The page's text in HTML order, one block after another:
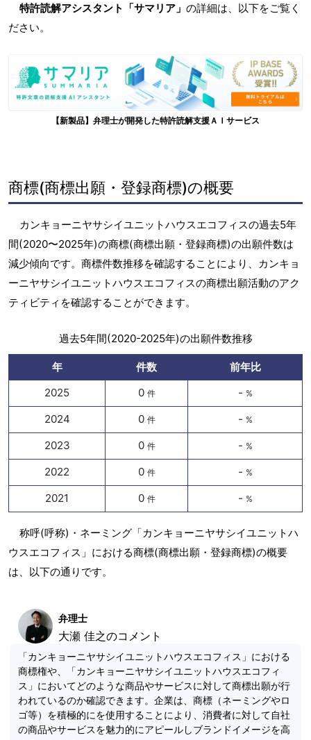
特許読解アシスタント「サマリア」 の詳細は、以下をご覧く
ださい。
【新製品】弁理士が開発した特許読解支援ＡＩサービス
商標(商標出願・登録商標)の概要
カンキョーニヤサシイユニットハウスエコフィスの過去5年
間(2020〜2025年)の商標(商標出願・登録商標)の出願件数は
減少傾向です。商標件数推移を確認することにより、カンキョ
ーニヤサシイユニットハウスエコフィスの商標出願活動のアク
ティビティを確認することができます。
過去5年間(2020-2025年)の出願件数推移
年 件数
前年比
2025
0 件 - %
2024 0 件 - %
2023 0 件 - %
2022 0 件 - %
2021 0 件 - %
称呼(呼称)・ネーミング「カンキョーニヤサシイユニットハ
ウスエコフィス」における商標(商標出願・登録商標)の概要
は、以下の通りです。
弁理士
大瀬 佳之のコメント
「カンキョーニヤサシイユニットハウスエコフィス」における
商標権や、「カンキョーニヤサシイユニットハウスエコフィ
ス」においてどのような商品やサービスに対して商標出願が行
われているのか確認できます。企業は、商標（ネーミングやロ
ゴ等）を積極的にを使用することにより、消費者に対して自社
の商品やサービスを魅力的にアピールしブランドイメージを高